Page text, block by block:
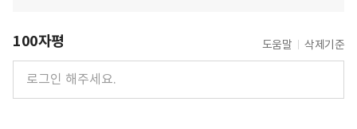
100자평 도움말 삭제기준